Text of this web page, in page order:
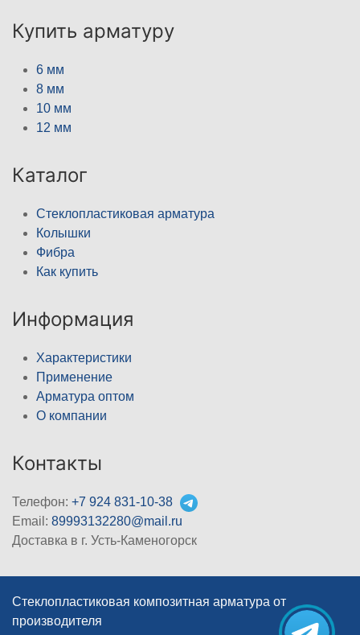
Купить арматуру
6 мм
8 мм
10 мм
12 мм
Каталог
Стеклопластиковая арматура
Колышки
Фибра
Как купить
Информация
Характеристики
Применение
Арматура оптом
О компании
Контакты
Телефон: +7 924 831-10-38
Email: 89993132280@mail.ru
Доставка в г. Усть-Каменогорск
Стеклопластиковая композитная арматура от
производителя